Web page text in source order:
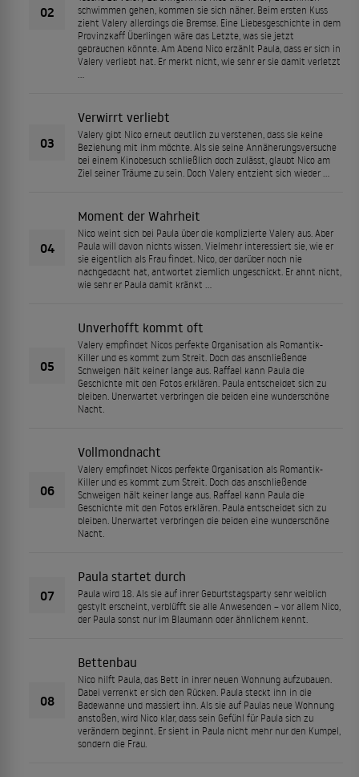
02
schwimmen gehen, kommen sie sich näher. Beim ersten Kuss
zieht Valery allerdings die Bremse. Eine Liebesgeschichte in dem
Provinzkaff Überlingen wäre das Letzte, was sie jetzt
gebrauchen könnte. Am Abend Nico erzählt Paula, dass er sich in
Valery verliebt hat. Er merkt nicht, wie sehr er sie damit verletzt
03
Verwirrt verliebt
Valery gibt Nico erneut deutlich zu verstehen, dass sie keine
Beziehung mit ihm möchte. Als sie seine Annäherungsversuche
bei einem Kinobesuch schließlich doch zulässt, glaubt Nico am
Ziel seiner Träume zu sein. Doch Valery entzieht sich wieder …
04
Moment der Wahrheit
Nico weint sich bei Paula über die komplizierte Valery aus. Aber
Paula will davon nichts wissen. Vielmehr interessiert sie, wie er
sie eigentlich als Frau findet. Nico, der darüber noch nie
nachgedacht hat, antwortet ziemlich ungeschickt. Er ahnt nicht,
wie sehr er Paula damit kränkt …
05
Unverhofft kommt oft
Valery empfindet Nicos perfekte Organisation als Romantik-
Killer und es kommt zum Streit. Doch das anschließende
Schweigen hält keiner lange aus. Raffael kann Paula die
Geschichte mit den Fotos erklären. Paula entscheidet sich zu
bleiben. Unerwartet verbringen die beiden eine wunderschöne
Nacht.
06
Vollmondnacht
Valery empfindet Nicos perfekte Organisation als Romantik-
Killer und es kommt zum Streit. Doch das anschließende
Schweigen hält keiner lange aus. Raffael kann Paula die
Geschichte mit den Fotos erklären. Paula entscheidet sich zu
bleiben. Unerwartet verbringen die beiden eine wunderschöne
Nacht.
07
Paula startet durch
Paula wird 18. Als sie auf ihrer Geburtstagsparty sehr weiblich
gestylt erscheint, verblüfft sie alle Anwesenden – vor allem Nico,
der Paula sonst nur im Blaumann oder ähnlichem kennt.
08
Bettenbau
Nico hilft Paula, das Bett in ihrer neuen Wohnung aufzubauen.
Dabei verrenkt er sich den Rücken. Paula steckt ihn in die
Badewanne und massiert ihn. Als sie auf Paulas neue Wohnung
anstoßen, wird Nico klar, dass sein Gefühl für Paula sich zu
verändern beginnt. Er sieht in Paula nicht mehr nur den Kumpel,
sondern die Frau.